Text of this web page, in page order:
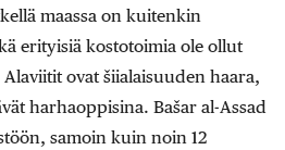
maassa on kuitenkin
erityisiä kostotoimia ole ollut
ovat šiialaisuuden haara,
harhaoppisina. Bašar al-Assad
samoin kuin noin 12